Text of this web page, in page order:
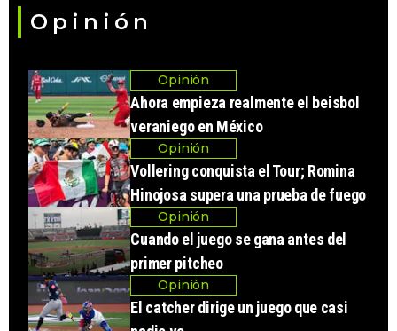
Opinión
Opinión
Ahora empieza realmente el beisbol
veraniego en México
Opinión
Vollering conquista el Tour; Romina
Hinojosa supera una prueba de fuego
Opinión
Cuando el juego se gana antes del
primer pitcheo
Opinión
El catcher dirige un juego que casi